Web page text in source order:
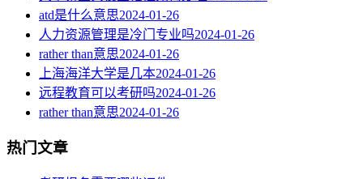
atd是什么意思2024-01-26
人力资源管理是冷门专业吗2024-01-26
rather than意思2024-01-26
上海海洋大学是几本2024-01-26
远程教育可以考研吗2024-01-26
rather than意思2024-01-26
热门文章